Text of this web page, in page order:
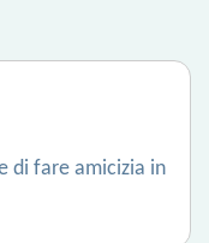
di fare amicizia in